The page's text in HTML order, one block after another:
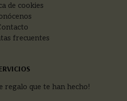
de cookies
frecuentes
regalo que te han hecho!